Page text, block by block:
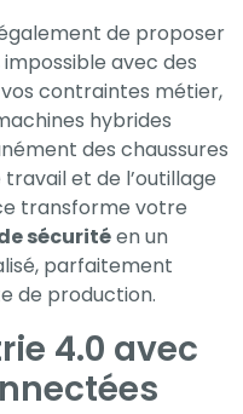
de proposer
avec des
contraintes métier,
hybrides
des chaussures
et de l’outillage
transforme votre
sécuritéen un
parfaitement
de production.
4.0 avec